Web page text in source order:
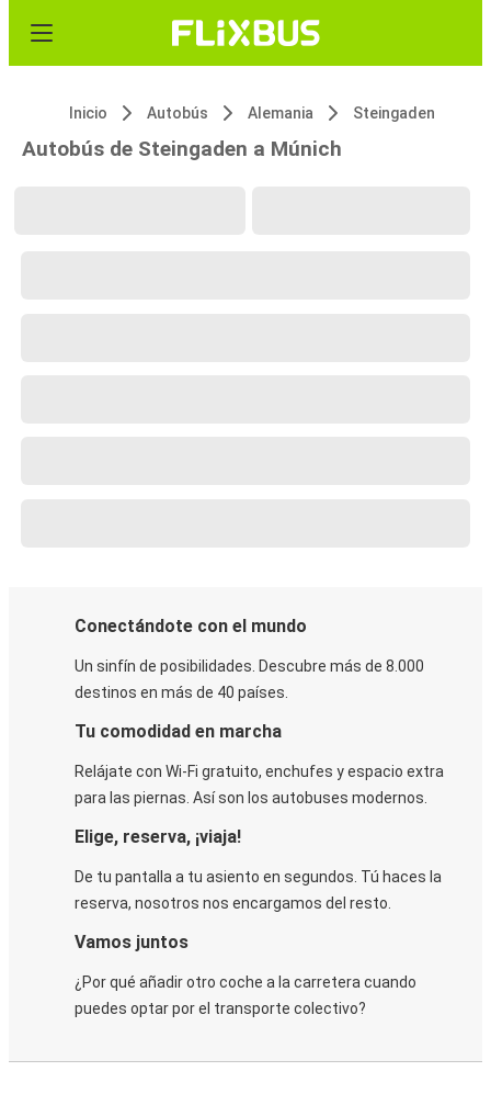
Inicio Autobús Alemania Steingaden
Autobús de Steingaden a Múnich
Conectándote con el mundo
Un sinfín de posibilidades. Descubre más de 8.000
destinos en más de 40 países.
Tu comodidad en marcha
Relájate con Wi-Fi gratuito, enchufes y espacio extra
para las piernas. Así son los autobuses modernos.
Elige, reserva, ¡viaja!
De tu pantalla a tu asiento en segundos. Tú haces la
reserva, nosotros nos encargamos del resto.
Vamos juntos
¿Por qué añadir otro coche a la carretera cuando
puedes optar por el transporte colectivo?